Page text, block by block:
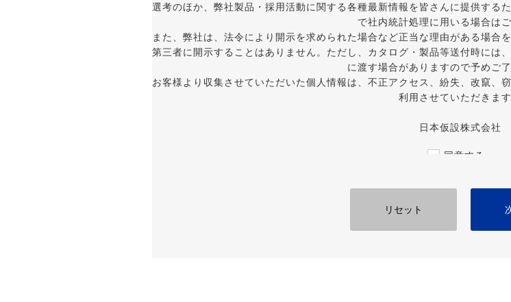
選考のほか、弊社製品・採用活動に関する各種最新情報を皆さんに提供する
で社内統計処理に用いる場合はご
また、弊社は、法令により開示を求められた場合など正当な理由がある場合
第三者に開示することはありません。ただし、カタログ・製品等送付時には
に渡す場合がありますので予めご了
お客様より収集させていただいた個人情報は、不正アクセス、紛失、改竄、
利用させていただきます
日本仮設株式会社
同意する